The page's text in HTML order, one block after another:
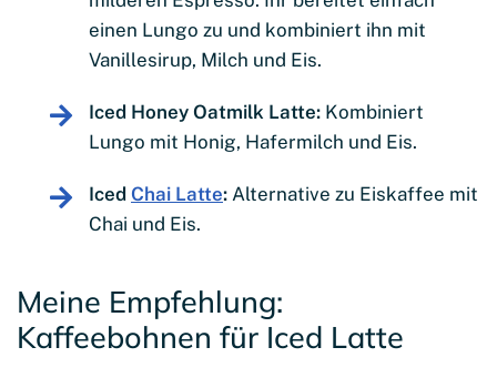
einen Lungo zu und kombiniert ihn mit
Vanillesirup, Milch und Eis.
Iced Honey Oatmilk Latte: Kombiniert
Lungo mit Honig, Hafermilch und Eis.
Iced Chai Latte: Alternative zu Eiskaffee mit
Chai und Eis.
Meine Empfehlung:
Kaffeebohnen für Iced Latte